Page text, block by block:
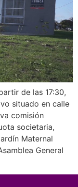
de las 17:30,
situado en calle
comisión
societaria,
Maternal
General